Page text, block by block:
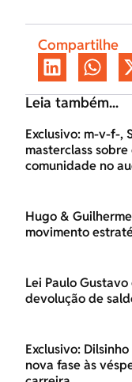
Compartilhe
Leia também...
Exclusivo: m-v-f-,
masterclass
comunidade no
Hugo &
movimento
Lei Paulo
devolução de
Exclusivo:
nova fase às